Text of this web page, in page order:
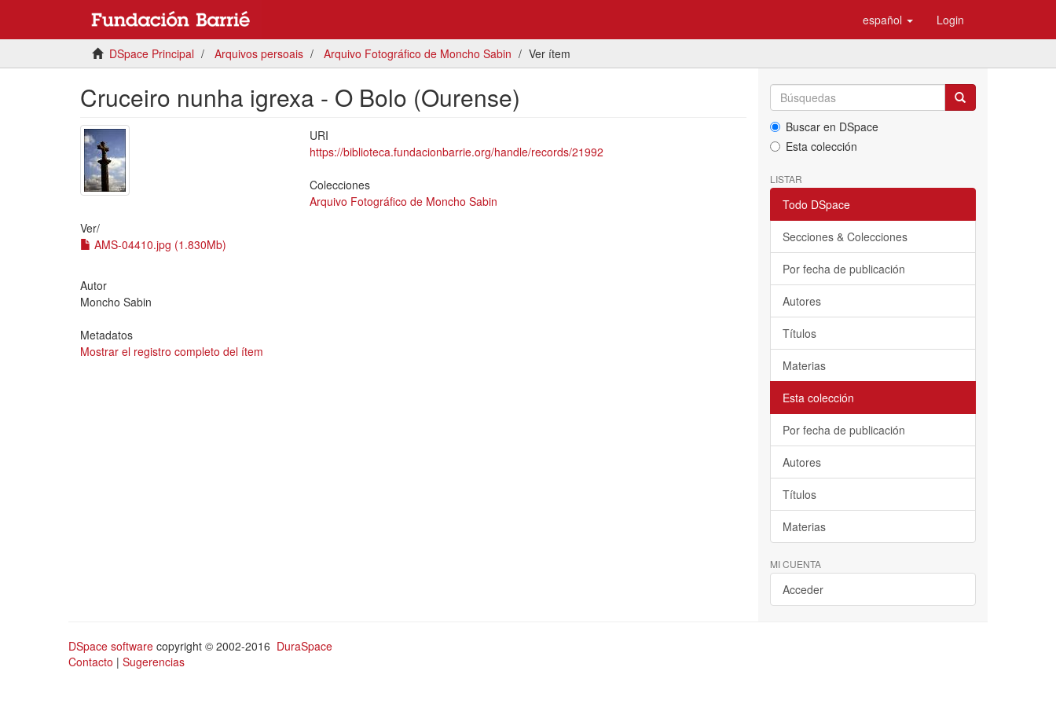
español Login
DSpace Principal Arquivos persoais Arquivo Fotográfico de Moncho Sabin Ver ítem
Cruceiro nunha igrexa - O Bolo (Ourense)
Ver/
AMS-04410.jpg (1.830Mb)
Autor
Moncho Sabin
Metadatos
Mostrar el registro completo del ítem
URI
https://biblioteca.fundacionbarrie.org/handle/records/21992
Colecciones
Arquivo Fotográfico de Moncho Sabin
Buscar en DSpace
Esta colección
LISTAR
Todo DSpace
Secciones & Colecciones
Por fecha de publicación
Autores
Títulos
Materias
Esta colección
Por fecha de publicación
Autores
Títulos
Materias
MI CUENTA
Acceder
DSpace software copyright © 2002-2016 DuraSpace
Contacto | Sugerencias